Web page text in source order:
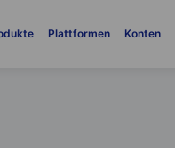
Plattformen Konten